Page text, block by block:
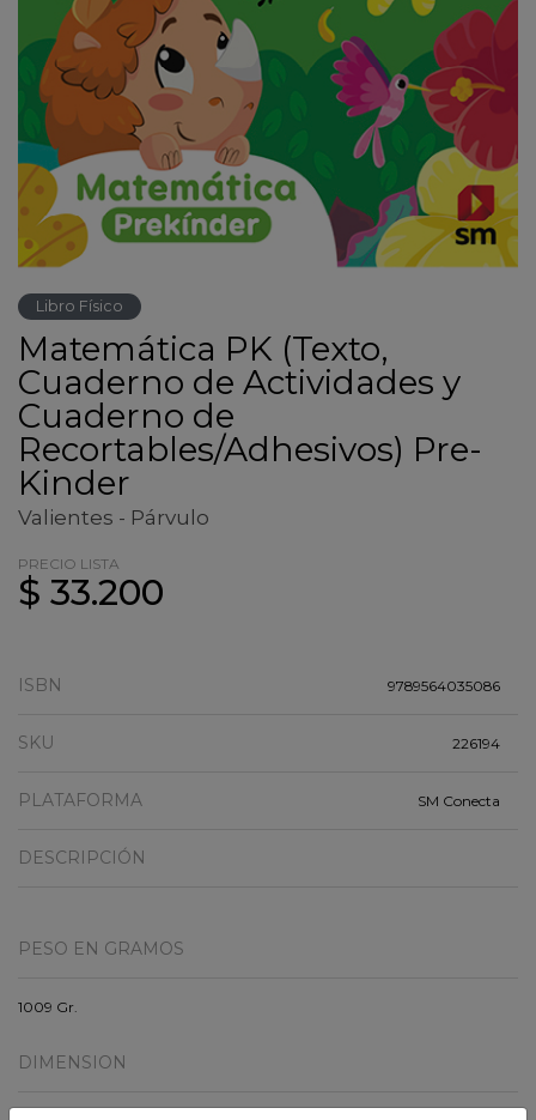
Libro Físico
Matemática PK (Texto,
Cuaderno de Actividades y
Cuaderno de
Recortables/Adhesivos) Pre-
Kinder
Valientes - Párvulo
PRECIO LISTA
$ 33.200
ISBN 9789564035086
SKU 226194
PLATAFORMA SM Conecta
DESCRIPCIÓN
PESO EN GRAMOS
1009 Gr.
DIMENSION